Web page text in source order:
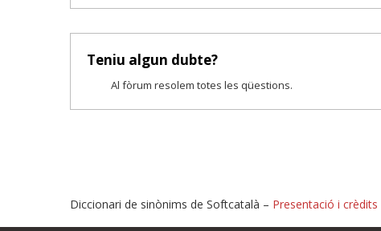
Teniu algun dubte?
Al fòrum resolem totes les qüestions.
Diccionari de sinònims de Softcatalà – Presentació i crèdits